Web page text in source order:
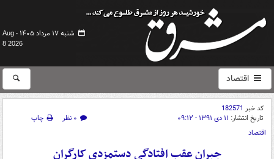
شنبه ۱۷ مرداد ۱۴۰۵ -
Aug
8 2026
اقتصاد
کد خبر 182571
تاریخ انتشار: ۱۱ دی ۱۳۹۱ - ۰۹:۱۲ ۰ نظر
چاپ
اقتصاد
جبران عقب افتادگی دستمزدی کارگران